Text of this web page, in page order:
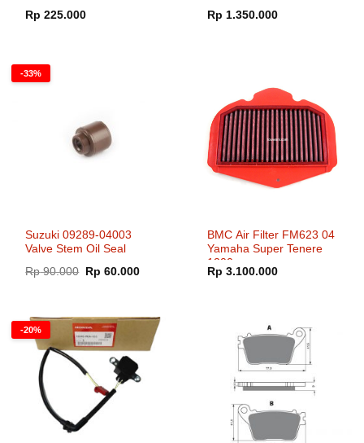
Rp 225.000 Rp 1.350.000
-33%
Suzuki 09289-04003
Valve Stem Oil Seal
Rp90.000 Harga
aslinya
Rp 60.000Harga
BMC Air Filter FM623 04
Yamaha Super Tenere
1200
Rp 3.100.000
-20%